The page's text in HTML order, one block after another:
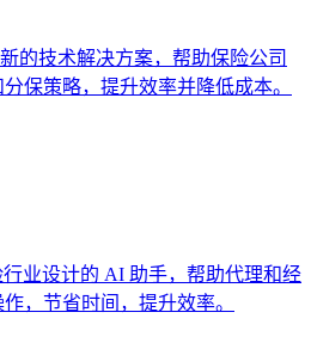
的技术解决方案，帮助保险公司
保策略，提升效率并降低成本。
业设计的 AI 助手，帮助代理和经
，节省时间，提升效率。